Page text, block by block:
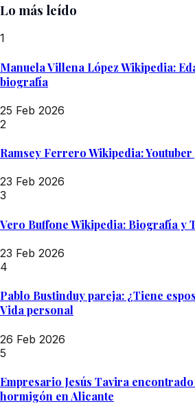
Lo más leído
1
Manuela Villena López Wikipedia:
biografía
25 Feb 2026
2
Ramsey Ferrero Wikipedia:
23 Feb 2026
3
Vero Buffone Wikipedia: Biografía y
23 Feb 2026
4
Pablo Bustinduy pareja: ¿Tiene
Vida personal
26 Feb 2026
5
Empresario Jesús Tavira
hormigón en Alicante